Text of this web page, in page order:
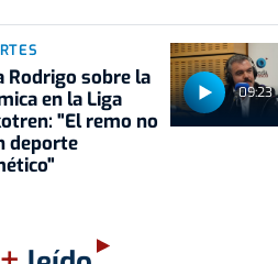
09:23
Rodrigo sobre la
en la Liga
"El remo no
deporte